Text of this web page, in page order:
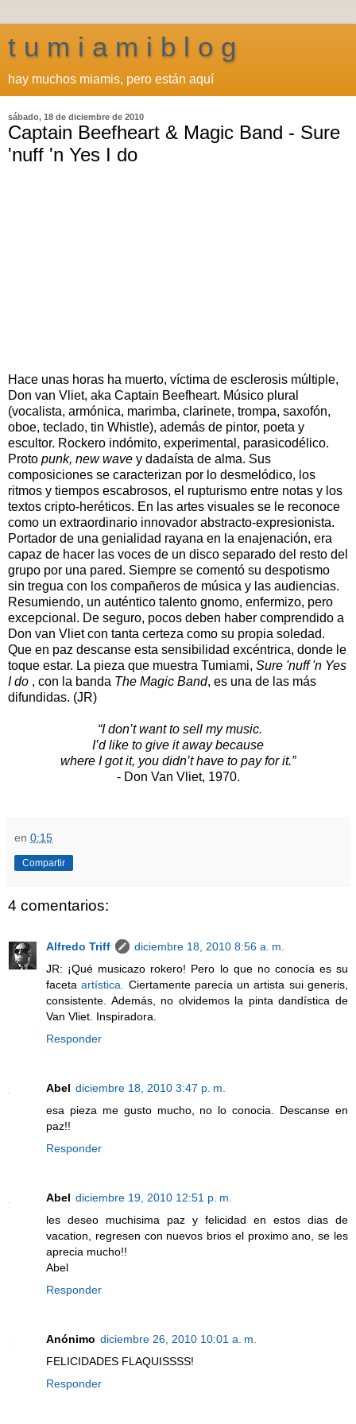
t u m i a m i b l o g
hay muchos miamis, pero están aquí
sábado, 18 de diciembre de 2010
Captain Beefheart & Magic Band - Sure
'nuff 'n Yes I do
Hace unas horas ha muerto, víctima de esclerosis múltiple,
Don van Vliet, aka Captain Beefheart. Músico plural
(vocalista, armónica, marimba, clarinete, trompa, saxofón,
oboe, teclado, tin Whistle), además de pintor, poeta y
escultor. Rockero indómito, experimental, parasicodélico.
Proto punk, new wave y dadaísta de alma. Sus
composiciones se caracterizan por lo desmelódico, los
ritmos y tiempos escabrosos, el rupturismo entre notas y los
textos cripto-heréticos. En las artes visuales se le reconoce
como un extraordinario innovador abstracto-expresionista.
Portador de una genialidad rayana en la enajenación, era
capaz de hacer las voces de un disco separado del resto del
grupo por una pared. Siempre se comentó su despotismo
sin tregua con los compañeros de música y las audiencias.
Resumiendo, un auténtico talento gnomo, enfermizo, pero
excepcional. De seguro, pocos deben haber comprendido a
Don van Vliet con tanta certeza como su propia soledad.
Que en paz descanse esta sensibilidad excéntrica, donde le
toque estar. La pieza que muestra Tumiami, Sure 'nuff 'n Yes
I do , con la banda The Magic Band, es una de las más
difundidas. (JR)
“I don’t want to sell my music.
I’d like to give it away because
where I got it, you didn’t have to pay for it.”
- Don Van Vliet, 1970.
en 0:15
Compartir
4 comentarios:
Alfredo Triff
diciembre 18, 2010 8:56 a. m.
JR: ¡Qué musicazo rokero! Pero lo que no conocía es su
facetaartística.
Ciertamente parecía un artista sui generis,
consistente. Además, no olvidemos la pinta dandística de
Van Vliet. Inspiradora.
Responder
Abel diciembre 18, 2010 3:47 p. m.
esa pieza me gusto mucho, no lo conocia. Descanse en
paz!!
Responder
Abel diciembre 19, 2010 12:51 p. m.
les deseo muchisima paz y felicidad en estos dias de
vacation, regresen con nuevos brios el proximo ano, se les
aprecia mucho!!
Abel
Responder
Anónimo diciembre 26, 2010 10:01 a. m.
FELICIDADES FLAQUISSSS!
Responder